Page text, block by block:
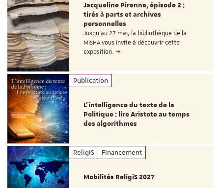
Jacqueline Pirenne, épisode 2 :
tirés à parts et archives
personnelles
Jusqu’au 27 mai, la bibliothèque de la
MISHA vous invite à découvrir cette
exposition.
Publication
L’intelligence du texte de la
Politique : lire Aristote au temps
des algorithmes
ReligiS Financement
Mobilités ReligiS 2027